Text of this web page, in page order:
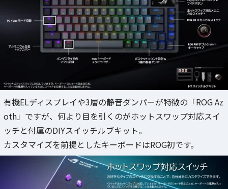
有機ELディスプレイや3層の静音ダンパーが特徴の「ROG Az
oth」ですが、何より目を引くのがホットスワップ対応スイ
ッチと付属のDIYスイッチルブキット。
カスタマイズを前提としたキーボードはROG初です。